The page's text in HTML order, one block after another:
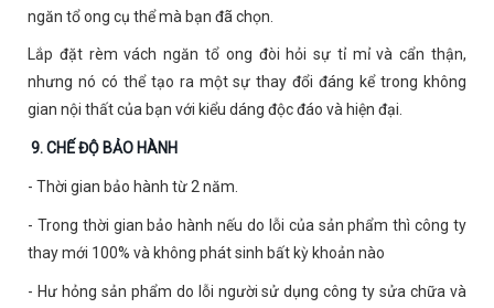
ngăn tổ ong cụ thể mà bạn đã chọn.
Lắp đặt rèm vách ngăn tổ ong đòi hỏi sự tỉ mỉ và cẩn thận,
nhưng nó có thể tạo ra một sự thay đổi đáng kể trong không
gian nội thất của bạn với kiểu dáng độc đáo và hiện đại.
9.CHẾ ĐỘ BẢO HÀNH
- Thời gian bảo hành từ 2 năm.
- Trong thời gian bảo hành nếu do lỗi của sản phẩm thì công ty
thay mới 100% và không phát sinh bất kỳ khoản nào
- Hư hỏng sản phẩm do lỗi người sử dụng công ty sửa chữa và